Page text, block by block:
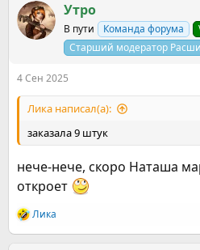
м
ы
а
л
а
Утро
В пути Команда форума
Старший модератор
4 Сен 2025
Ликa написал(а):
заказала 9 штук
нече-нече, скоро Наташа
откроет
Р
е
Ликa